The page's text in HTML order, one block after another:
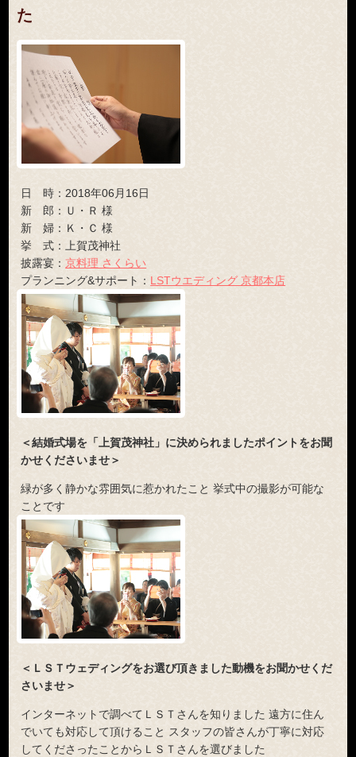
た
日 時：2018年06月16日
新 郎：Ｕ・Ｒ 様
新 婦：Ｋ・Ｃ 様
挙 式：上賀茂神社
披露宴：京料理 さくらい
プランニング&サポート： LSTウエディング 京都本店
＜結婚式場を「上賀茂神社」に決められましたポイントをお聞
かせくださいませ＞
緑が多く静かな雰囲気に惹かれたこと 挙式中の撮影が可能な
ことです
＜ＬＳＴウェディングをお選び頂きました動機をお聞かせくだ
さいませ＞
インターネットで調べてＬＳＴさんを知りました 遠方に住ん
でいても対応して頂けること スタッフの皆さんが丁寧に対応
してくださったことからＬＳＴさんを選びました